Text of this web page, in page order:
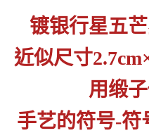
镀银行星五
近似尺寸
用缎
手艺的符号-符